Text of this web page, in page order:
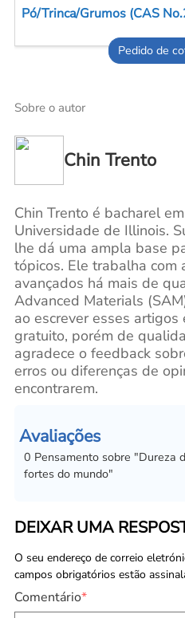
Pedido de
Sobre o autor
Chin Trento
Chin Trento é bacharel
Universidade de Illinois.
lhe dá uma ampla base
tópicos. Ele trabalha com
avançados há mais de
Advanced Materials
ao escrever esses artigos
gratuito, porém de
agradece o feedback
erros ou diferenças de
encontrarem.
Avaliações
0 Pensamento sobre "Dureza
fortes do mundo"
DEIXAR UMA
O seu endereço de correio
campos obrigatórios estão
Comentário*